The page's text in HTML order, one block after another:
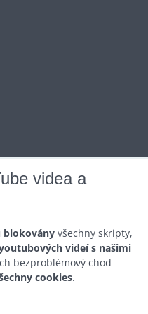
videa a
blokovány všechny skripty,
videí s našimi
bezproblémový chod
cookies.